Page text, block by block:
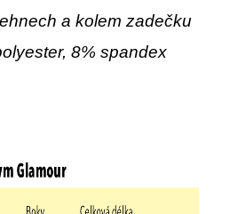
a kolem zadečku
8% spandex